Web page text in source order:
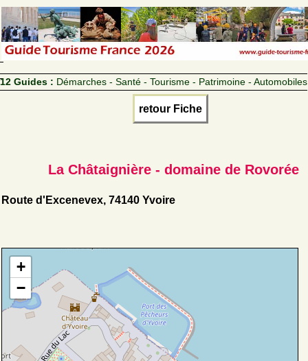
12 Guides : Démarches - Santé - Tourisme - Patrimoine - Automobiles
retour Fiche
La Châtaignière - domaine de Rovorée
Route d'Excenevex, 74140 Yvoire
+
−